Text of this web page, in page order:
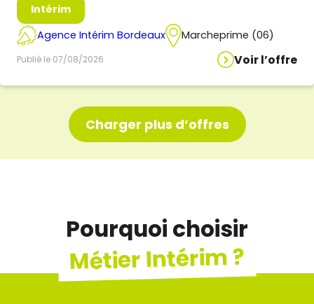
Intérim
Agence Intérim Bordeaux
Marcheprime (06)
Publié le 07/08/2026 Voir l’offre
Charger plus d’offres
Pourquoi choisir
Métier Intérim ?